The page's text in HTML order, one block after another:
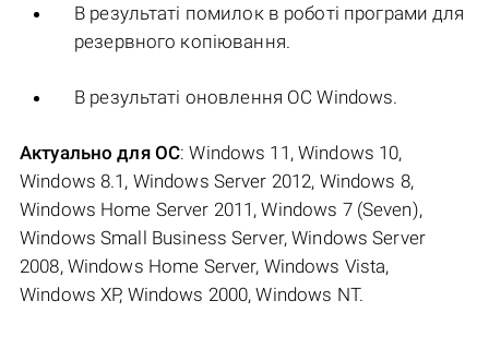
В результаті помилок в роботі програми для
резервного копіювання.
В результаті оновлення ОС Windows.
Актуально для ОС: Windows 11, Windows 10,
Windows 8.1, Windows Server 2012, Windows 8,
Windows Home Server 2011, Windows 7 (Seven),
Windows Small Business Server, Windows Server
2008, Windows Home Server, Windows Vista,
Windows XP, Windows 2000, Windows NT.